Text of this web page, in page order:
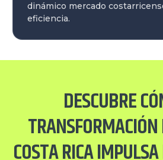
dinámico mercado
eficiencia.
DESCUBRE
COSTA RICA